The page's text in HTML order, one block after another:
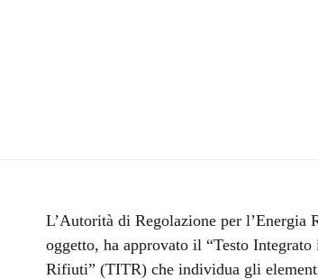
L’Autorità di Regolazione per
oggetto, ha approvato il “Testo
Rifiuti” (TITR) che individua gli